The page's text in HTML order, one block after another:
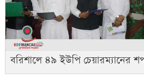
বরিশালে ৪৯ ইউপি চেয়ারম্যানের